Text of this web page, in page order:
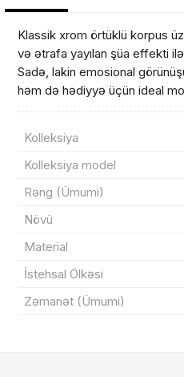
Klassik xrom örtüklü korpus
və ətrafa yayılan şüa effekti
Sadə, lakin emosional
həm də hədiyyə üçün ideal
Kolleksiya
Kolleksiya model
Rəng (Ümumi)
Növü
Material
İstehsal Ölkəsi
Zəmanət (Ümumi)
Məhsul(lar) səbətə
Sifarişin detalları
Endirim
Çatdırılma